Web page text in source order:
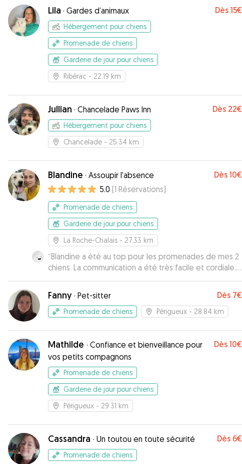
Lila · Gardes d’animaux Dès 15€
Hébergement pour chiens
Promenade de chiens
Garderie de jour pour chiens
Ribérac - 22.19 km
Jullian · Chancelade Paws Inn Dès 22€
Hébergement pour chiens
Chancelade - 25.34 km
Blandine · Assoupir l'absence Dès 10€
5.0 (1 Réservations)
Promenade de chiens
Garderie de jour pour chiens
La Roche-Chalais - 27.33 km
“Blandine a été au top pour les promenades de mes 2
chiens. La communication a été très facile et cordiale.
Lexie et Pad ont reçu une bonne dose de câlins. Je
recommande Blandine si vous habitez ou vous venez
en week-end à La Roche Chalais.
Fanny · Pet-sitter Dès 7€
Promenade de chiens Périgueux - 28.84 km
Mathilde · Confiance et bienveillance pour
vos petits compagnons
Dès 10€
Promenade de chiens
Garderie de jour pour chiens
Périgueux - 29.31 km
Cassandra · Un toutou en toute sécurité Dès 6€
Promenade de chiens